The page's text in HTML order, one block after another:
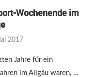
Wochenende im
2017
Jahre für ein
im Allgäu waren, …